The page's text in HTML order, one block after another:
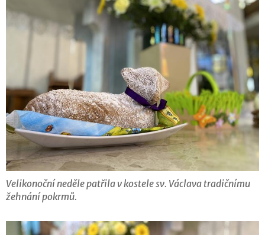
Velikonoční neděle patřila v kostele sv. Václava tradičnímu
žehnání pokrmů.